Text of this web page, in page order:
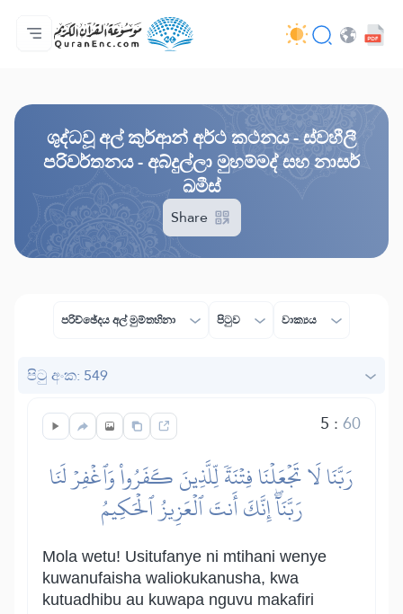
මුල් පිටුව
පරිවර්තන පටුන
Audio
සංවර්ධක සේවා - API
ව්‍යාපෘතිය ගැන
අප අමතන්න
භාෂාව
ශුද්ධවූ අල් කුර්ආන් අර්ථ කථනය - ස්වහීලී
පරිවර්තනය - අබ්දුල්ලා මුහම්මද් සහ නාසර්
ඛමීස්
Share
පරිච්ඡේදය අල් මුම්තහිනා පිටුව වාක්‍යය
පිටු අංක: 549
5 :60
رَبَّنَا لَا تَجۡعَلۡنَا فِتۡنَةٗ لِّلَّذِينَ كَفَرُواْ وَٱغۡفِرۡ لَنَا
رَبَّنَآۖ إِنَّكَ أَنتَ ٱلۡعَزِيزُ ٱلۡحَكِيمُ
Mola wetu! Usitufanye ni mtihani wenye
kuwanufaisha waliokukanusha, kwa
kutuadhibu au kuwapa nguvu makafiri